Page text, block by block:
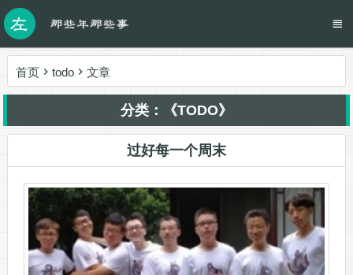
首页 todo 文章
分类：《TODO》
过好每一个周末